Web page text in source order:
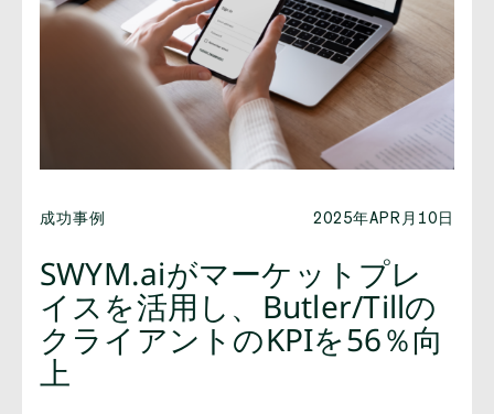
成功事例 2025年APR月10日
SWYM.aiがマーケットプレ
イスを活用し、Butler/Tillの
クライアントのKPIを56％向
上